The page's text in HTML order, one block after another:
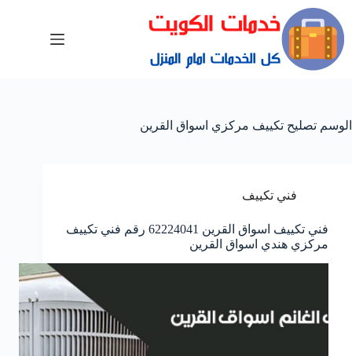
الوسم تصليح تكييف مركزي اسواق القرين
فني تكييف
فني تكييف اسواق القرين 62224041 رقم فني تكييف
مركزي هندي اسواق القرين